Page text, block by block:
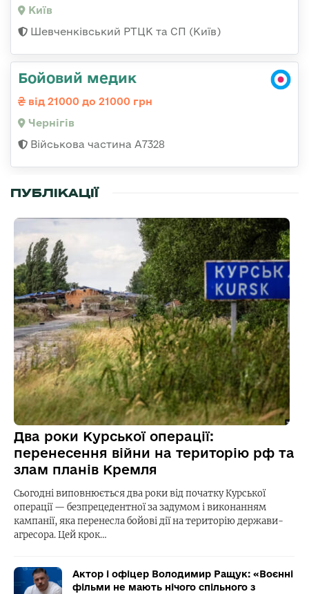
Київ
Шевченківський РТЦК та СП (Київ)
Бойовий медик
від 21000 до 21000 грн
Чернігів
Військова частина А7328
ПУБЛІКАЦІЇ
Два роки Курської операції:
перенесення війни на територію рф та
злам планів Кремля
Сьогодні виповнюється два роки від початку Курської
операції — безпрецедентної за задумом і виконанням
кампанії, яка перенесла бойові дії на територію держави-
агресора. Цей крок…
Актор і офіцер Володимир Ращук: «Воєнні
фільми не мають нічого спільного з